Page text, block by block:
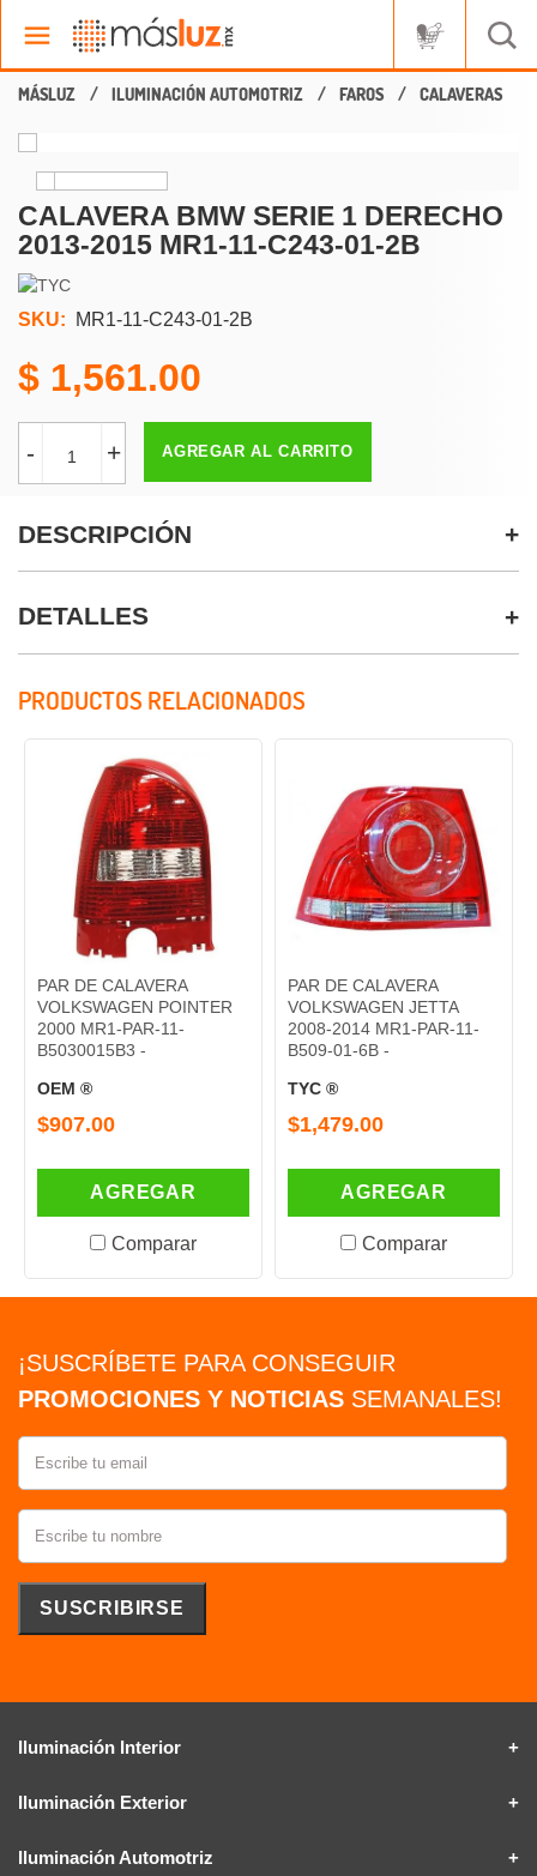
ILUMINACIÓN AUTOMOTRIZ FAROS CALAVERAS
CALAVERA BMW SERIE 1 DERECHO
2013-2015 MR1-11-C243-01-2B
SKU: MR1-11-C243-01-2B
1,561.00
- + AGREGAR AL CARRITO
DESCRIPCIÓN
DETALLES
PRODUCTOS RELACIONADOS
PAR DE CALAVERA
VOLKSWAGEN POINTER
2000 MR1-PAR-11-
B5030015B3 -
OEM ®
$907.00
AGREGAR
Comparar
PAR DE CALAVERA
VOLKSWAGEN JETTA
2008-2014 MR1-PAR-11-
B509-01-6B -
TYC ®
$1,479.00
AGREGAR
Comparar
¡SUSCRÍBETE PARA CONSEGUIR
PROMOCIONES Y NOTICIAS SEMANALES!
Iluminación Interior
Iluminación Exterior
Iluminación Automotriz